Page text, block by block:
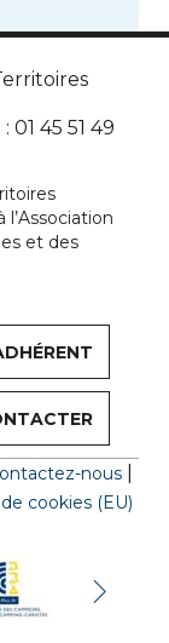
01 45 51 49
l’Association
et des
nous
cookies (EU)